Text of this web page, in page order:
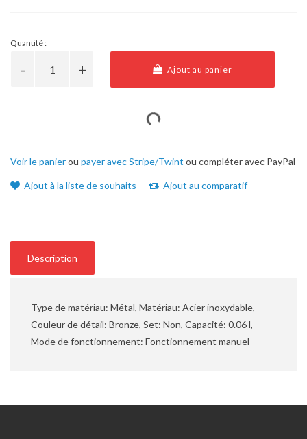
Quantité :
Ajout au panier
Voir le panierou payer avec Stripe/Twint ou compléter avec PayPal
Ajout à la liste de souhaits Ajout au comparatif
Description
Type de matériau: Métal, Matériau: Acier inoxydable,
Couleur de détail: Bronze, Set: Non, Capacité: 0.06 l,
Mode de fonctionnement: Fonctionnement manuel